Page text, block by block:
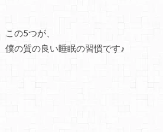
この5つが、
僕の質の良い睡眠の習慣です♪